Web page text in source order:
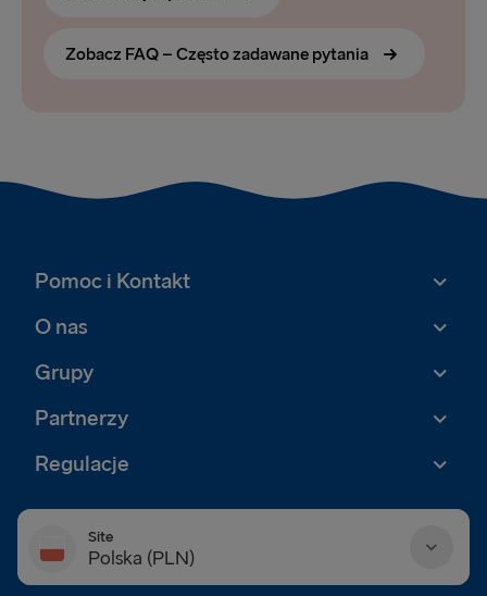
Zobacz FAQ – Często zadawane pytania
Pomoc i Kontakt
O nas
Grupy
Partnerzy
Regulacje
Site
Polska (PLN)